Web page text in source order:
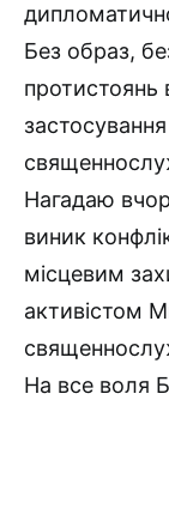
Без образ,
протистоянь
Нагадаю
виник
місцевим
активістом
На все воля